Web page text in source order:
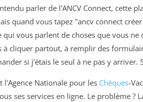
parler de l'ANCV Connect, cette
quand vous tapez "ancv connect
qui vous parlent de choses que vous ne
à cliquer partout, à remplir des
si j'étais le seul à ne pas y arriver.
l'Agence Nationale pour les Chèques-
ses services en ligne. Le problème